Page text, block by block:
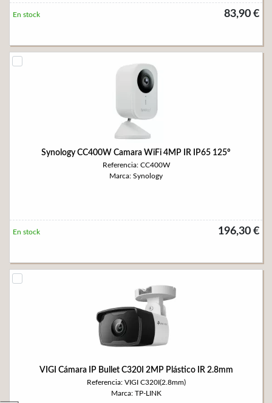
83,90 €
En stock
Synology CC400W Camara WiFi 4MP IR IP65 125º
Referencia: CC400W
Marca: Synology
196,30 €
En stock
VIGI Cámara IP Bullet C320I 2MP Plástico IR 2.8mm
Referencia: VIGI C320I(2.8mm)
Marca: TP-LINK